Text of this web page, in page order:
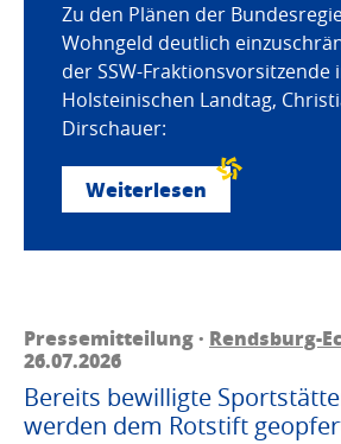
Zu den Plänen der
Wohngeld deutlich
der SSW-Fraktionsvorsitzende
Holsteinischen Landtag,
Dirschauer:
Weiterlesen
Pressemitteilung · Rendsburg-
26.07.2026
Bereits bewilligte
werden dem Rotstift